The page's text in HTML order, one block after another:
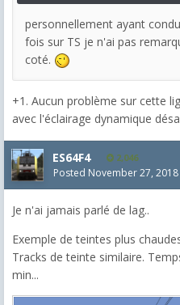
personnellement ayant
fois sur TS je n'ai pas
coté.
+1. Aucun problème sur cette
avec l'éclairage dynamique
ES64F4 2,046
Posted November 27, 2018
Je n'ai jamais parlé de lag..
Exemple de teintes plus
Tracks de teinte similaire.
min...